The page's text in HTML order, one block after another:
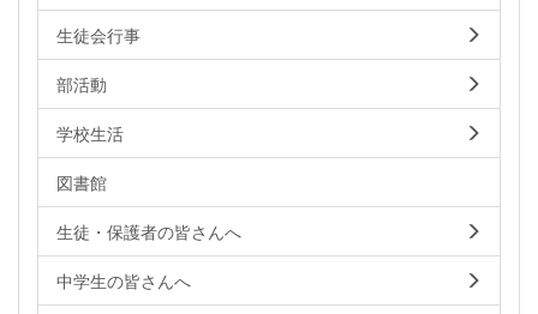
生徒会行事
部活動
学校生活
図書館
生徒・保護者の皆さんへ
中学生の皆さんへ